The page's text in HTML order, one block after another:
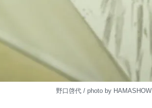
野口啓代 / photo by HAMASHOW